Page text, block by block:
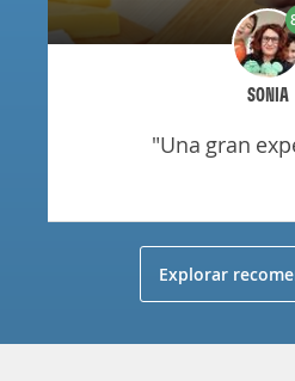
SONIA
"una gran
Explorar